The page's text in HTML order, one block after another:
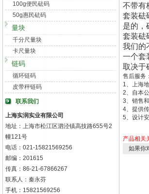
100g便民砝码
50g惠民砝码
量块
千分尺量块
卡尺量块
链码
循环链码
皮带秤链码
联系我们
上海实润实业有限公司
地址：上海市松江区泗泾镇高技路655号2
幢121号
电话：021-15821569256
邮编：201615
传真：86-21-67866267
联系人：秦永芬
手机：15821569256
不带有
套装砝
是的，
套装砝
我们的
一个套
取决于
售后服务：
1、上海
2、自本
3、销售
4、提供
5、设计
产品相关
如果你